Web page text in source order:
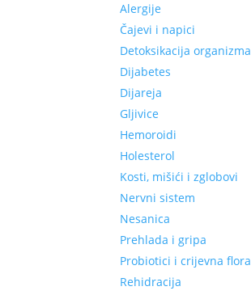
Alergije
Čajevi i napici
Detoksikacija organizma
Dijabetes
Dijareja
Gljivice
Hemoroidi
Holesterol
Kosti, mišići i zglobovi
Nervni sistem
Nesanica
Prehlada i gripa
Probiotici i crijevna flora
Rehidracija